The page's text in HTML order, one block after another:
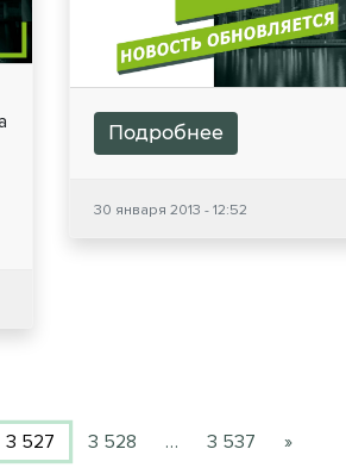
Подробнее
30 января 2013 - 12:52
3 527 3 528 … 3 537 »